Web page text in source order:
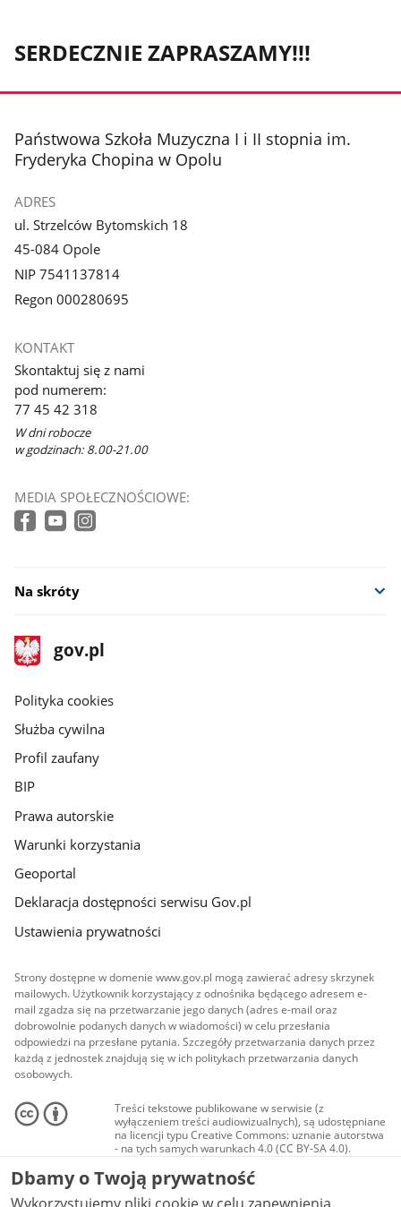
SERDECZNIE ZAPRASZAMY!!!
stopka
Państwowa Szkoła Muzyczna I i II stopnia im.
Fryderyka Chopina w Opolu
ADRES
ul. Strzelców Bytomskich 18
45-084 Opole
NIP 7541137814
Regon 000280695
KONTAKT
Skontaktuj się z nami
pod numerem:
77 45 42 318
W dni robocze
w godzinach: 8.00-21.00
MEDIA SPOŁECZNOŚCIOWE:
Na skróty
stopka
gov.pl
Strona
gov.pl
gov.pl
Polityka cookies
Służba cywilna
Profil zaufany
BIP
Prawa autorskie
Warunki korzystania
Geoportal
Deklaracja dostępności serwisu Gov.pl
Ustawienia prywatności
Strony dostępne w domenie www.gov.pl mogą zawierać adresy skrzynek
mailowych. Użytkownik korzystający z odnośnika będącego adresem e-
mail zgadza się na przetwarzanie jego danych (adres e-mail oraz
dobrowolnie podanych danych w wiadomości) w celu przesłania
odpowiedzi na przesłane pytania. Szczegóły przetwarzania danych przez
każdą z jednostek znajdują się w ich politykach przetwarzania danych
osobowych.
Treści tekstowe publikowane w serwisie (z
wyłączeniem treści audiowizualnych), są udostępniane
na licencji typu Creative Commons: uznanie autorstwa
- na tych samych warunkach 4.0 (CC BY-SA 4.0).
Materiały audiowizualne, w tym zdjęcia, materiały
audio i wideo, są udostępniane na licencji typu
Creative Commons: uznanie autorstwa użycie
niekomercyjne - bez utworów zależnych 4.0 (CC BY-
Dbamy o Twoją prywatność